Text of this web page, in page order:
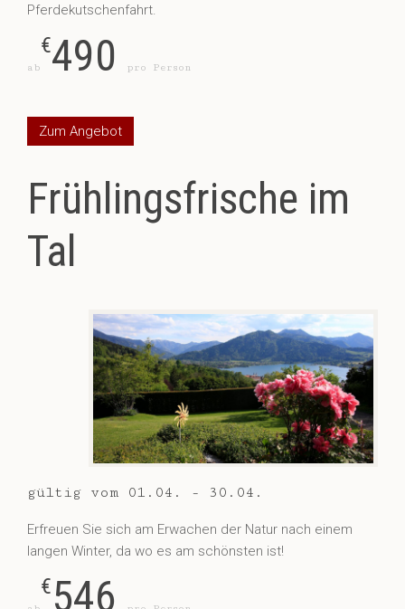
Pferdekutschenfahrt.
ab
€490 pro Person
Zum Angebot
Frühlingsfrische im
Tal
gültig vom 01.04. - 30.04.
Erfreuen Sie sich am Erwachen der Natur nach einem
langen Winter, da wo es am schönsten ist!
€546